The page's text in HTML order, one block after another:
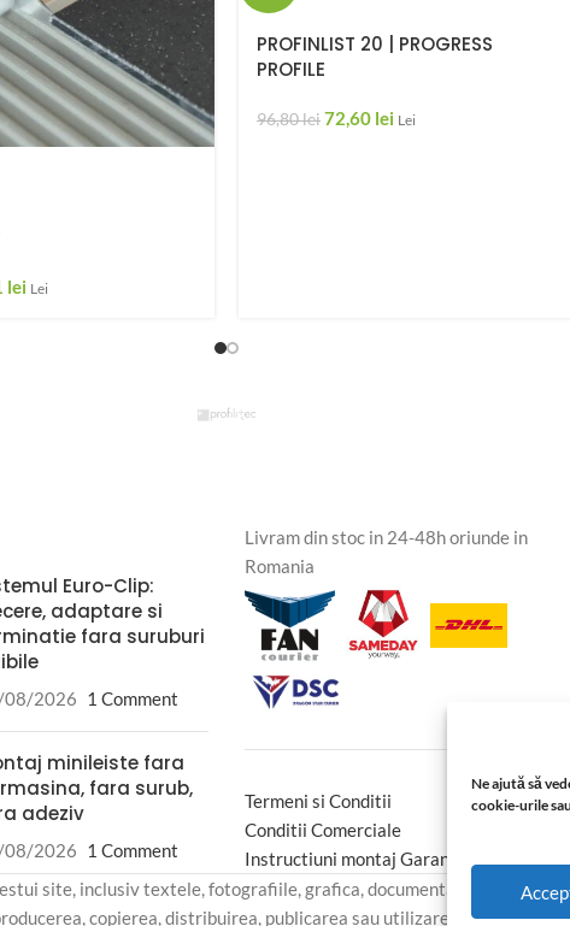
Ne ajută să
cookie-urile
lei Lei
PROFINLIST 20 | PROGRESS
PROFILE
96,80lei72,60 lei Lei
Euro-Clip:
adaptare si
fara suruburi
2026 1 Comment
minileiste fara
fara surub,
adeziv
2026 1 Comment
Livram din stoc in 24-48h oriunde in
Romania
Termeni si Conditii
Conditii Comerciale
Instructiuni montaj Garantie
site, inclusiv textele, fotografiile, grafica, documentația și
copierea, distribuirea, publicarea sau utilizarea integrală ori